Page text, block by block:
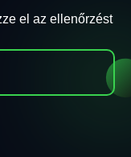
el az ellenőrzést